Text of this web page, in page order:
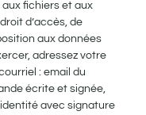
aux fichiers et aux
d’accès, de
aux données
adressez votre
: email du
écrite et signée,
avec signature